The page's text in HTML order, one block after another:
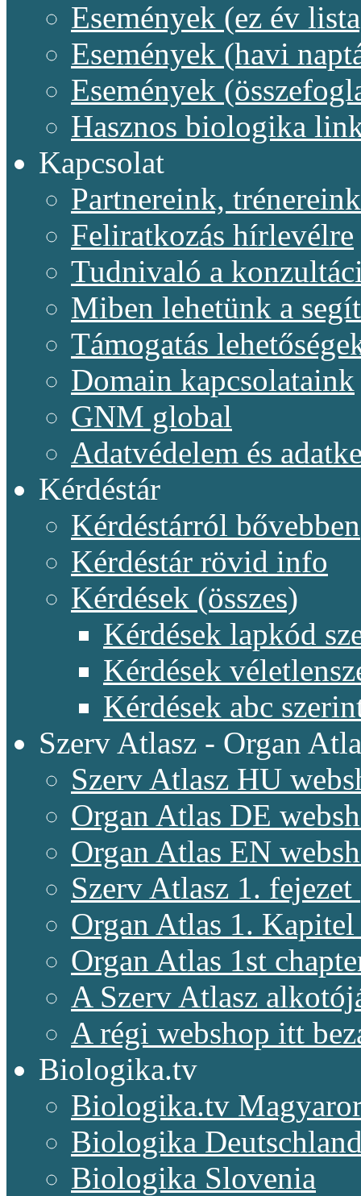
Események (ez év
Események (havi
Események
Hasznos biologika
Kapcsolat
Partnereink, trénereink
Feliratkozás hírlevélre
Tudnivaló a
Miben lehetünk a
Támogatás
Domain kapcsolataink
GNM global
Adatvédelem és
Kérdéstár
Kérdéstárról bővebben
Kérdéstár rövid info
Kérdések (összes)
Kérdések lapkód
Kérdések
Kérdések abc
Szerv Atlasz - Organ
Szerv Atlasz HU
Organ Atlas DE
Organ Atlas EN
Szerv Atlasz 1.
Organ Atlas 1.
Organ Atlas 1st
A Szerv Atlasz
A régi webshop itt
Biologika.tv
Biologika.tv
Biologika
Biologika Slovenia